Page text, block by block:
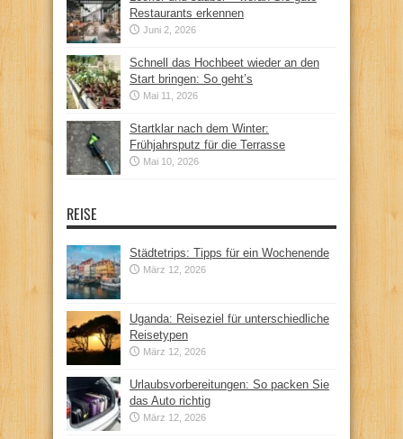
Restaurants erkennen
Juni 2, 2026
Schnell das Hochbeet wieder an den
Start bringen: So geht’s
Mai 11, 2026
Startklar nach dem Winter:
Frühjahrsputz für die Terrasse
Mai 10, 2026
REISE
Städtetrips: Tipps für ein Wochenende
März 12, 2026
Uganda: Reiseziel für unterschiedliche
Reisetypen
März 12, 2026
Urlaubsvorbereitungen: So packen Sie
das Auto richtig
März 12, 2026